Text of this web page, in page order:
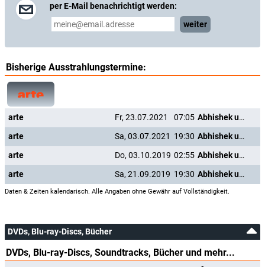
per E-Mail benachrichtigt werden:
weiter
Bisherige Ausstrahlungstermine:
arte Fr, 23.07.2021 07:05
Abhishek und die Heirat
arte
Sa, 03.07.2021 19:30
Abhishek und die Heirat
arte
Do, 03.10.2019 02:55
Abhishek und die Heirat
arte
Sa, 21.09.2019 19:30 Abhishek und die Heirat
Daten & Zeiten kalendarisch. Alle Angaben ohne Gewähr auf Vollständigkeit.
DVDs, Blu-ray-Discs, Bücher
DVDs, Blu-ray-Discs, Soundtracks, Bücher und mehr...